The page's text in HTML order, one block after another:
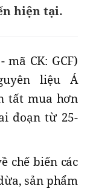
hiện tại.
mã CK: GCF)
liệu Á
tất mua hơn
đoạn từ 25-
chế biến các
sản phẩm